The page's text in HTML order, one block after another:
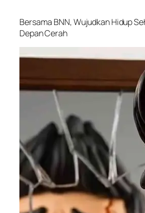
Bersama BNN, Wujudkan Hidup
Depan Cerah